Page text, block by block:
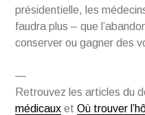
présidentielle, les
faudra plus – que
conserver ou gagner des
—
Retrouvez les articles du
médicaux etOù trouver